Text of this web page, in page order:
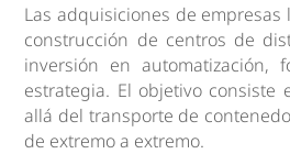
Las adquisiciones de
construcción de centros de
inversión en automatización,
estrategia. El objetivo consiste
allá del transporte de
de extremo a extremo.